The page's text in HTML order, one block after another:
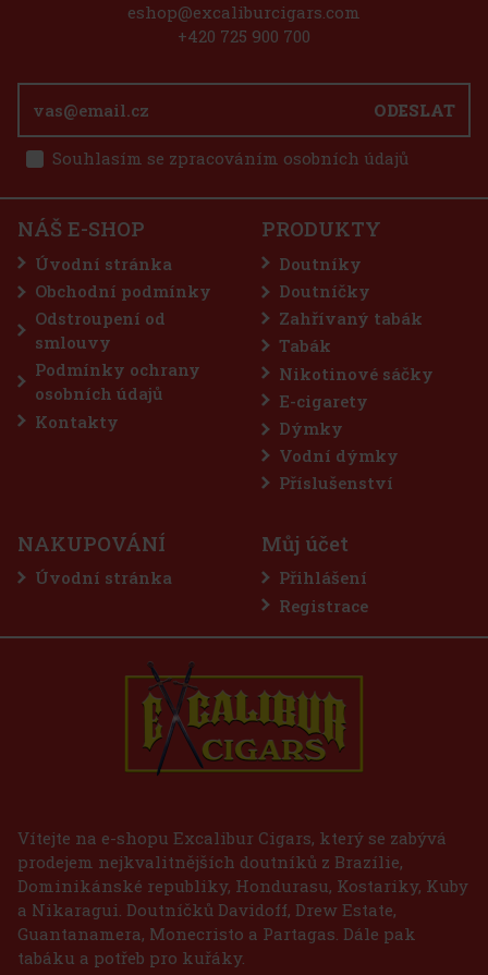
Vegafina Fortaleza 2 Reposado 1/10
SKLADEM(> 5 ks)
SKLADEM(5 ks)
62 Kč bez DPH 75 Kč
E-Zigarette LIO BASE PRO - Gold
(2 ks)
62Kč bez DPH 75 Kč
Do košíku
ODESLAT
Souhlasím se zpracováním osobních údajů
eshop@excaliburcigars.com
+420 725 900 700
NÁŠ E-SHOP
Úvodní stránka
Obchodní podmínky
Odstroupení od
smlouvy
Podmínky ochrany
osobních údajů
Kontakty
PRODUKTY
Doutníky
Doutníčky
Zahřívaný tabák
Tabák
Nikotinové sáčky
E-cigarety
Dýmky
Vodní dýmky
Příslušenství
NAKUPOVÁNÍ
Úvodní stránka
Můj účet
Přihlášení
Registrace
Vítejte na e-shopu Excalibur Cigars, který se zabývá
prodejem nejkvalitnějších doutníků z Brazílie,
Dominikánské republiky, Hondurasu, Kostariky, Kuby
a Nikaragui. Doutníčků Davidoff, Drew Estate,
Guantanamera, Monecristo a Partagas. Dále pak
tabáku a potřeb pro kuřáky.